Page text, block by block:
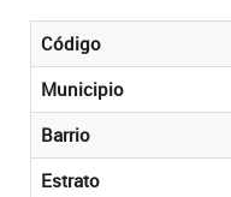
Código
Municipio
Barrio
Estrato